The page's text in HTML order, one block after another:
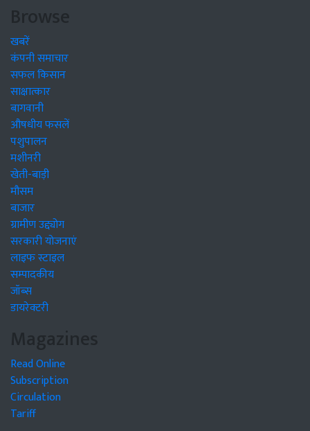
Browse
खबरें
कंपनी समाचार
सफल किसान
साक्षात्कार
बागवानी
औषधीय फसलें
पशुपालन
मशीनरी
खेती-बाड़ी
मौसम
बाजार
ग्रामीण उद्द्योग
सरकारी योजनाएं
लाइफ स्टाइल
सम्पादकीय
जॉब्स
डायरेक्टरी
Magazines
Read Online
Subscription
Circulation
Tariff